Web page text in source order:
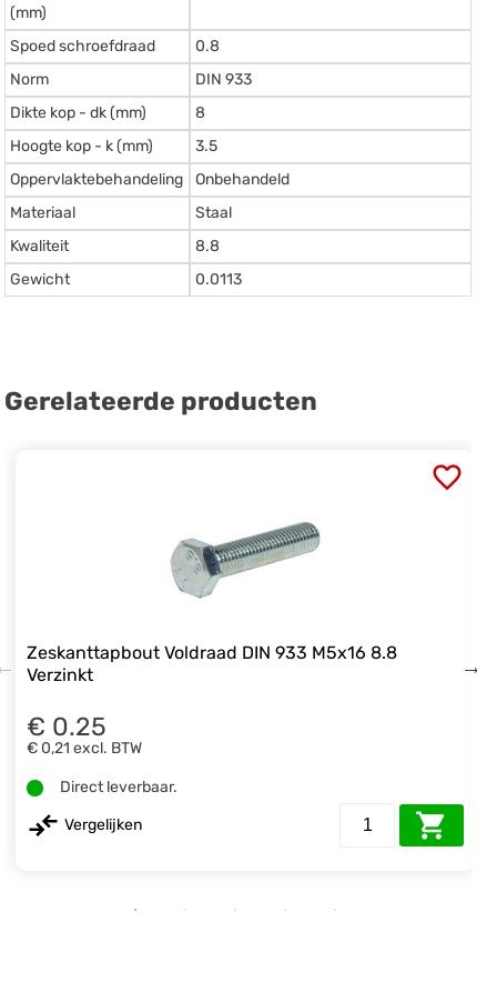
(mm)
Spoed schroefdraad
0.8
Norm
DIN 933
Dikte kop - dk (mm)
8
Hoogte kop - k (mm)
3.5
Oppervlaktebehandeling
Onbehandeld
Materiaal
Staal
Kwaliteit
8.8
Gewicht
0.0113
Gerelateerde producten
Zeskanttapbout Voldraad DIN 933 M5x16 8.8
Verzinkt
€ 0.25
€ 0,21 excl. BTW
Direct leverbaar.
Vergelijken